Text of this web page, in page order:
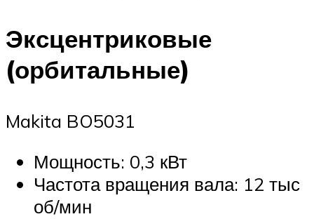
Эксцентриковые
(орбитальные)
Makita BO5031
Мощность: 0,3 кВт
Частота вращения вала: 12 тыс
об/мин